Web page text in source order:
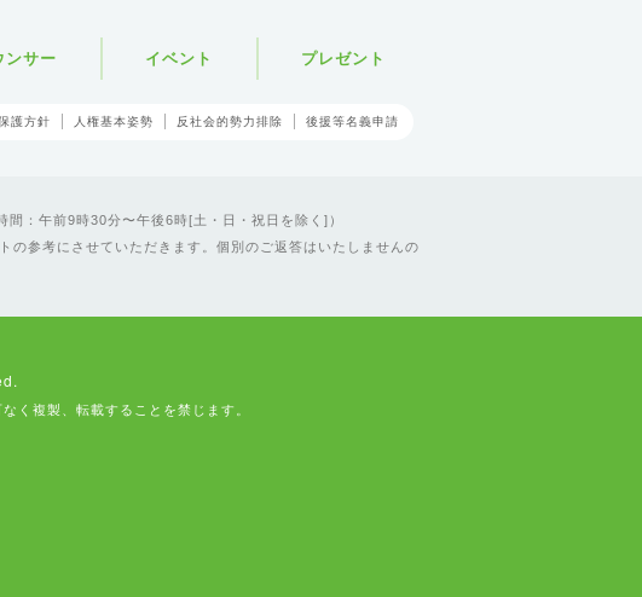
ンサー イベント プレゼント
護方針 人権基本姿勢 反社会的勢力排除 後援等名義申請
：午前9時30分〜午後6時[土・日・祝日を除く]）
の参考にさせていただきます。個別のご返答はいたしませんの
く複製、転載することを禁じます。